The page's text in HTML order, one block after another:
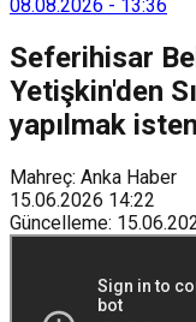
08.08.2026 - 13:36
Seferihisar
Yetişkin'den
yapılmak
Mahreç: Anka Haber
15.06.2026 14:22
Güncelleme: